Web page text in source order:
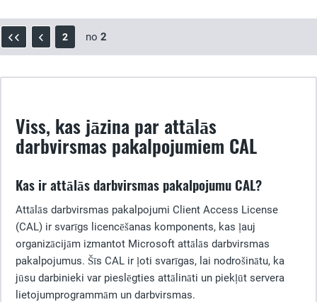
2 no 2
Viss, kas jāzina par attālās
darbvirsmas pakalpojumiem CAL
Kas ir attālās darbvirsmas pakalpojumu CAL?
Attālās darbvirsmas pakalpojumi Client Access License
(CAL) ir svarīgs licencēšanas komponents, kas ļauj
organizācijām izmantot Microsoft attālās darbvirsmas
pakalpojumus. Šīs CAL ir ļoti svarīgas, lai nodrošinātu, ka
jūsu darbinieki var pieslēgties attālināti un piekļūt servera
lietojumprogrammām un darbvirsmas.